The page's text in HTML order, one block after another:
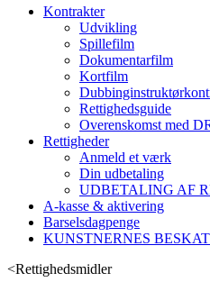
Kontrakter
Udvikling
Spillefilm
Dokumentarfilm
Kortfilm
Rettighedsguide
Overenskomst med
Rettigheder
Anmeld et værk
Din udbetaling
UDBETALING AF
A-kasse & aktivering
Barselsdagpenge
KUNSTNERNES
<Rettighedsmidler